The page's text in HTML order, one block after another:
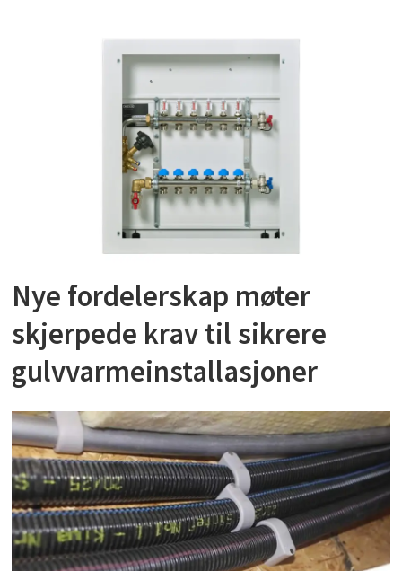
Nye fordelerskap møter
skjerpede krav til sikrere
gulvvarmeinstallasjoner